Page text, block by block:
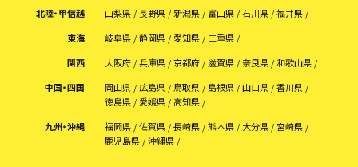
北陸・甲信越
山梨県 長野県 新潟県 富山県 石川県
福井県
東海
岐阜県 静岡県 愛知県
三重県
関西
大阪府 兵庫県 京都府 滋賀県 奈良県
和歌山県
中国・四国
岡山県 広島県 鳥取県 島根県 山口県
香川県
徳島県
愛媛県
高知県
九州・沖縄
福岡県 佐賀県 長崎県 熊本県 大分県
宮崎県
鹿児島県
沖縄県